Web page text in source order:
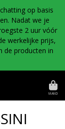
op basis
Nadat we je
2 uur vóór
werkelijke prijs,
de producten in
MAND